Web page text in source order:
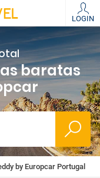
LOGIN
baratas
by Europcar Portugal